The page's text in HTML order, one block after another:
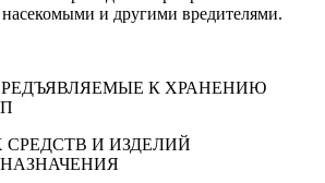
и другими вредителями.
К ХРАНЕНИЮ
И ИЗДЕЛИЙ